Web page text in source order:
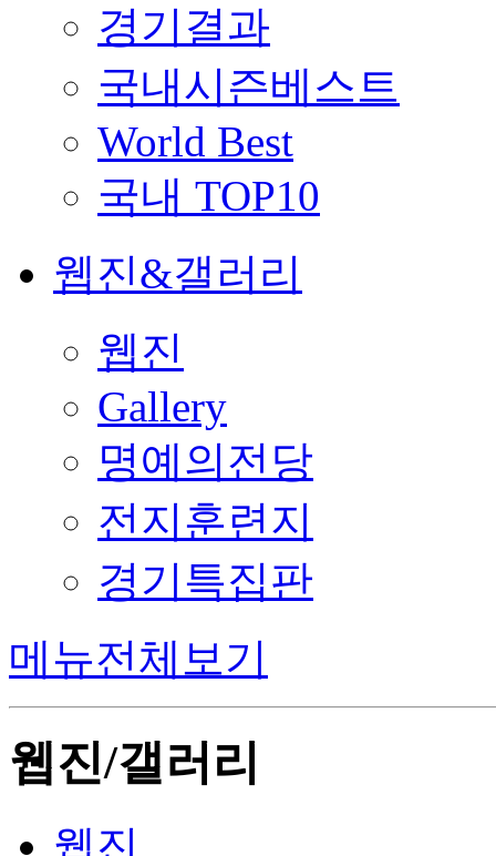
경기결과
국내시즌베스트
World Best
국내 TOP10
웹진&갤러리
웹진
Gallery
명예의전당
전지훈련지
경기특집판
메뉴전체보기
웹진/갤러리
웹진